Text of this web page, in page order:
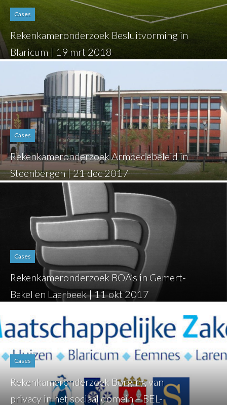
Cases
Rekenkameronderzoek Besluitvorming in
Blaricum | 19 mrt 2018
Cases
Rekenkameronderzoek Armoedebeleid in
Steenbergen | 21 dec 2017
Cases
Rekenkameronderzoek BOA’s in Gemert-
Bakel en Laarbeek | 11 okt 2017
Cases
Rekenkameronderzoek Borging van
privacy in het sociaal domein – BEL-